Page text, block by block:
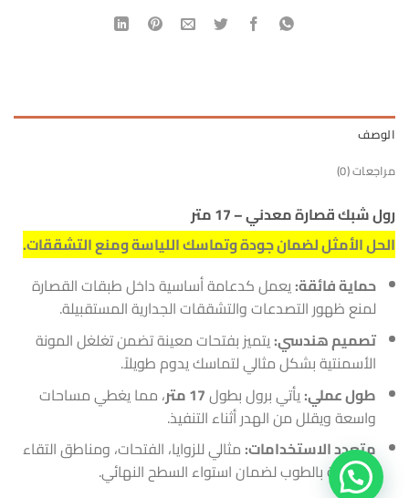
الوصف
مراجعات (0)
رول شبك قصارة معدني – 17 متر
الحل الأمثل لضمان جودة وتماسك اللياسة ومنع التشققات.
حماية فائقة:يعمل كدعامة أساسية داخل طبقات القصارة
لمنع ظهور التصدعات والتشققات الجدارية المستقبيلة.
تصميم هندسي:يتميز بفتحات معينة تضمن تغلغل المونة
الأسمنتية بشكل مثالي لتماسك يدوم طويلاً.
طول عملي:يأتي برول بطول17 متر
، مما يغطي مساحات
واسعة ويقلل من الهدر أثناء التنفيذ.
متعدد الاستخدامات: مثالي للزوايا، الفتحات، ومناطق التقاء
الخرسانة بالطوب لضمان استواء السطح النهائي.